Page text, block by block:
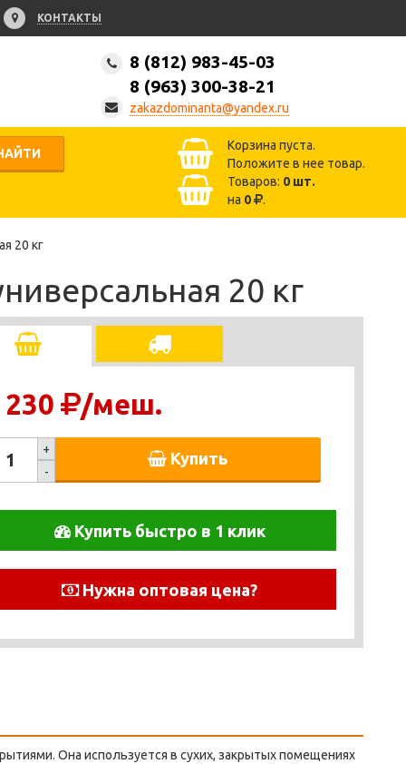
КОНТАКТЫ
8 (812) 983-45-03
8 (963) 300-38-21
zakazdominanta@yandex.ru
Корзина пуста.
Положите в нее товар.
Товаров: 0 шт.
на 0 .
20 кг
20 кг
230 /меш.
+
-
Купить
Купить быстро в 1 клик
Нужна оптовая цена?
Она используется в сухих, закрытых помещениях